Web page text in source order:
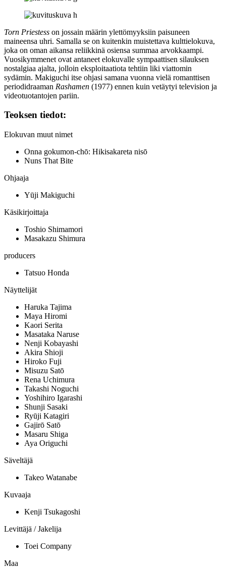
Torn Priestess on jossain määrin ylettömyyksiin paisuneen
maineensa uhri. Samalla se on kuitenkin muistettava kulttielokuva,
joka on oman aikansa reliikkinä osiensa summaa arvokkaampi.
Vuosikymmenet ovat antaneet elokuvalle sympaattisen silauksen
nostalgiaa ajalta, jolloin eksploitaatiota tehtiin liki viattomin
sydämin. Makiguchi itse ohjasi samana vuonna vielä romanttisen
periodidraaman Rashamen (1977) ennen kuin vetäytyi television ja
videotuotantojen pariin.
Teoksen tiedot:
Elokuvan muut nimet
Onna gokumon-chō: Hikisakareta nisō
Nuns That Bite
Ohjaaja
Yūji Makiguchi
Käsikirjoittaja
Toshio Shimamori
Masakazu Shimura
producers
Tatsuo Honda
Näyttelijät
Haruka Tajima
Maya Hiromi
Kaori Serita
Masataka Naruse
Nenji Kobayashi
Akira Shioji
Hiroko Fuji
Misuzu Satō
Rena Uchimura
Takashi Noguchi
Yoshihiro Igarashi
Shunji Sasaki
Ryūji Katagiri
Gajirō Satō
Masaru Shiga
Aya Origuchi
Säveltäjä
Takeo Watanabe
Kuvaaja
Kenji Tsukagoshi
Levittäjä / Jakelija
Toei Company
Maa